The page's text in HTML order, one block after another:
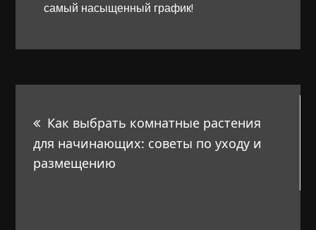
самый насыщенный график!
по
записям
Как выбрать комнатные растения
для начинающих: советы по уходу и
размещению